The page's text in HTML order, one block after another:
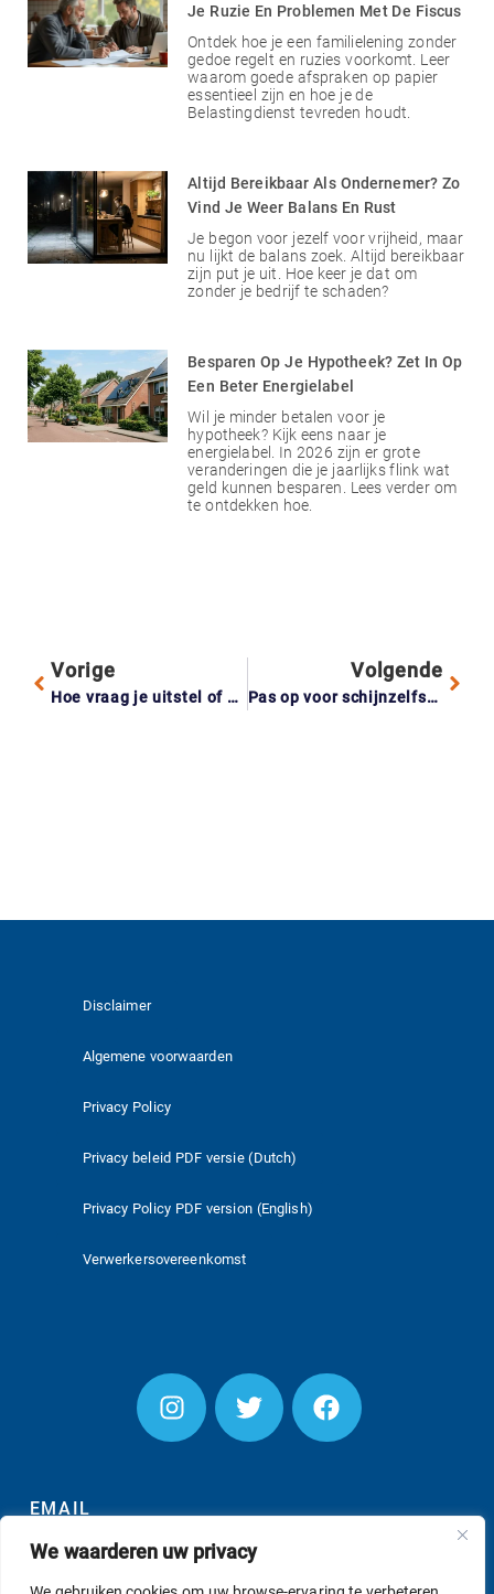
We waarderen uw privacy
Je Ruzie En Problemen Met De Fiscus
Ontdek hoe je een familielening zonder
gedoe regelt en ruzies voorkomt. Leer
waarom goede afspraken op papier
essentieel zijn en hoe je de
Belastingdienst tevreden houdt.
Altijd Bereikbaar Als Ondernemer? Zo
Vind Je Weer Balans En Rust
Je begon voor jezelf voor vrijheid, maar
nu lijkt de balans zoek. Altijd bereikbaar
zijn put je uit. Hoe keer je dat om
zonder je bedrijf te schaden?
Besparen Op Je Hypotheek? Zet In Op
Een Beter Energielabel
Wil je minder betalen voor je
hypotheek? Kijk eens naar je
energielabel. In 2026 zijn er grote
veranderingen die je jaarlijks flink wat
geld kunnen besparen. Lees verder om
te ontdekken hoe.
Vorige
Hoe vraag je uitstel of een betalingsregeling aan bij de Belastingdienst?
Volgende
Pas op voor schijnzelfstandigheid en voorkom grote financiële risico’s
EMAIL
Disclaimer
Algemene voorwaarden
Privacy Policy
Privacy beleid PDF versie (Dutch)
Privacy Policy PDF version (English)
Verwerkersovereenkomst